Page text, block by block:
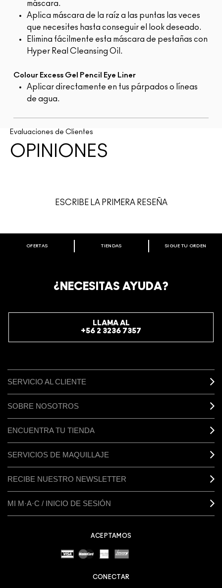
máscara.
Aplica máscara de la raíz a las puntas las veces
que necesites hasta conseguir el look deseado.
Elimina fácilmente esta máscara de pestañas con
Hyper Real Cleansing Oil.
Colour Excess Gel Pencil Eye Liner
Aplicar directamente en tus párpados o líneas
de agua.
Evaluaciones de Clientes
OPINIONES
ESCRIBE LA PRIMERA RESEÑA
BIENVENIDO A M·A·C COSMETICS
REGÍSTRATE AHORA PARA RECIBIR INFORMACIÓN
OFERTAS TIENDAS SIGUE TU ORDEN
¿NECESITAS AYUDA?
LLAMA AL
+56 2 3236 7357
SERVICIO AL CLIENTE
SOBRE NOSOTROS
ENCUENTRA TU TIENDA
SERVICIOS DE MAQUILLAJE
RECIBE NUESTRO NEWSLETTER
MI M·A·C / INICIO DE SESIÓN
ACEPTAMOS
CONECTAR